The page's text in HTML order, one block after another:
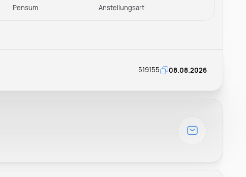
Pensum Anstellungsart
519155 08.08.2026